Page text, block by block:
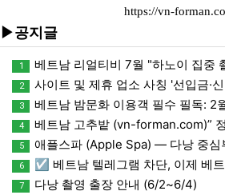
https://vn-
▶공지글
1 베트남 리얼티비 7월 "하노이 집중 촬영"
2 사이트 및 제휴 업소 사칭 '선입금·신원확인
3 베트남 밤문화 이용객 필수 필독: 2월부터 바뀌
4 베트남 고추밭 (vn-forman.com)”
5 애플스파 (Apple Spa) — 다낭 중심부 프리미엄
6 ☑️ 베트남 텔레그램 차단, 이제 베트남 올때는 VPN
7 다낭 촬영 출장 안내 (6/2~6/4)